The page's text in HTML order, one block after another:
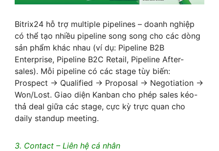
Bitrix24 hỗ trợ multiple pipelines – doanh nghiệp
có thể tạo nhiều pipeline song song cho các dòng
sản phẩm khác nhau (ví dụ: Pipeline B2B
Enterprise, Pipeline B2C Retail, Pipeline After-
sales). Mỗi pipeline có các stage tùy biến:
Prospect → Qualified → Proposal → Negotiation →
Won/Lost. Giao diện Kanban cho phép sales kéo-
thả deal giữa các stage, cực kỳ trực quan cho
daily standup meeting.
3. Contact – Liên hệ cá nhân